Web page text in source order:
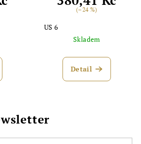
(–24 %)
US 6
Skladem
Detail